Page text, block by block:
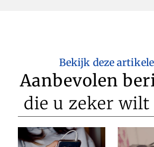
Bekijk deze
Aanbevolen
die u zeker wilt